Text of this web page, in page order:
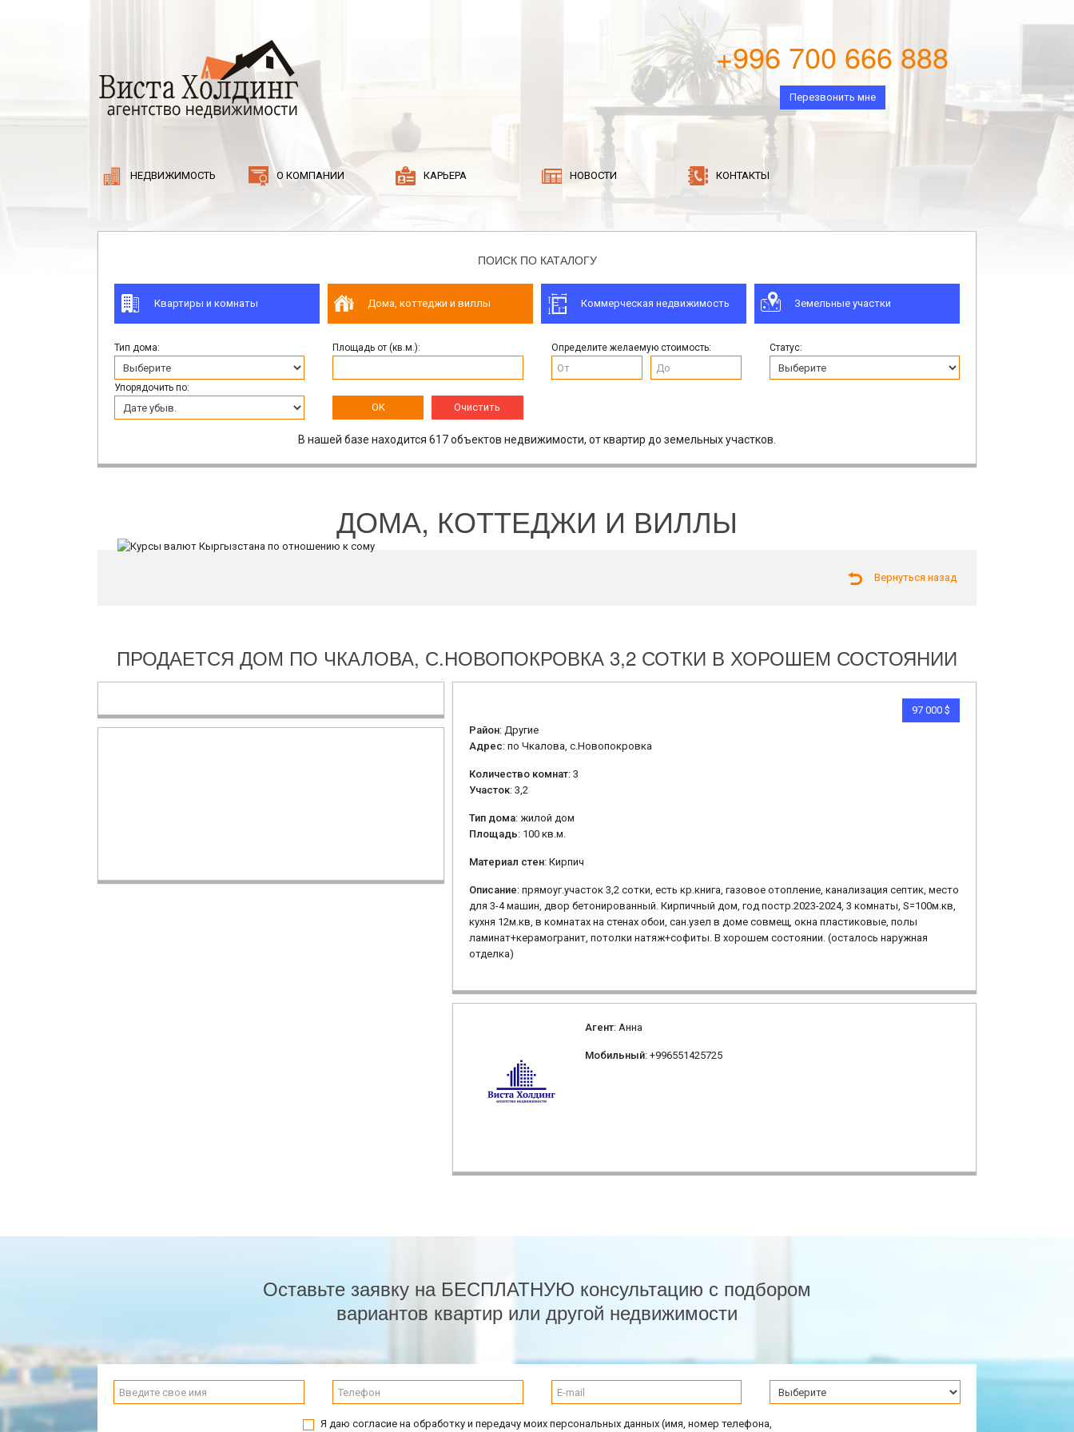
+996 700 666 888
Перезвонить мне
НЕДВИЖИМОСТЬ О КОМПАНИИ КАРЬЕРА НОВОСТИ КОНТАКТЫ
ПОИСК ПО КАТАЛОГУ
Квартиры и комнаты Дома, коттеджи и виллы Коммерческая недвижимость Земельные участки
Тип дома: Площадь от (кв.м.): Определите желаемую стоимость: Статус:
Упорядочить по:
OK Очистить
В нашей базе находится 617 объектов недвижимости, от квартир до земельных участков.
ДОМА, КОТТЕДЖИ И ВИЛЛЫ
Вернуться назад
ПРОДАЕТСЯ ДОМ ПО ЧКАЛОВА, С.НОВОПОКРОВКА 3,2 СОТКИ В ХОРОШЕМ СОСТОЯНИИ
97 000 $
Район: Другие
Адрес: по Чкалова, с.Новопокровка
Количество комнат: 3
Участок: 3,2
Тип дома: жилой дом
Площадь: 100 кв.м.
Материал стен: Кирпич
Описание: прямоуг.участок 3,2 сотки, есть кр.книга, газовое отопление, канализация септик, место
для 3-4 машин, двор бетонированный. Кирпичный дом, год постр.2023-2024, 3 комнаты, S=100м.кв,
кухня 12м.кв, в комнатах на стенах обои, сан.узел в доме совмещ, окна пластиковые, полы
ламинат+керамогранит, потолки натяж+софиты. В хорошем состоянии. (осталось наружная
отделка)
Агент: Анна
Мобильный: +996551425725
Оставьте заявку на БЕСПЛАТНУЮ консультацию с подбором
вариантов квартир или другой недвижимости
Я даю согласие на обработку и передачу моих персональных данных (имя, номер телефона,